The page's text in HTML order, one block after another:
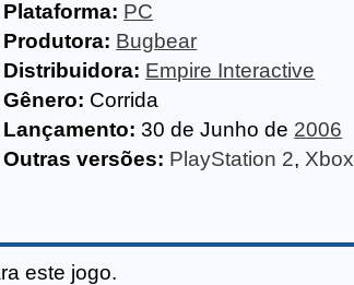
Plataforma: PC
Produtora: Bugbear
Distribuidora: Empire Interactive
Gênero: Corrida
Lançamento: 30 de Junho de 2006
Outras versões: PlayStation 2, Xbox
este jogo.